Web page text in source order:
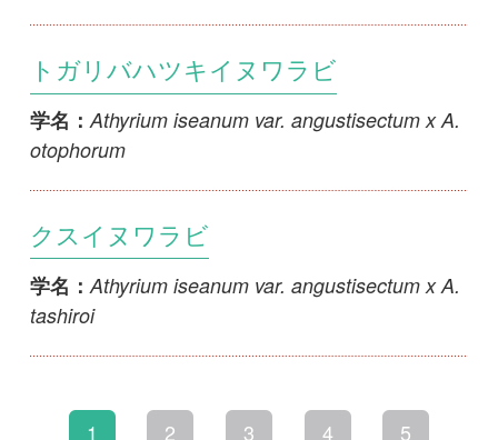
初めての方へ コース一覧 使い方ガイド
新規会員登録
法人・研究機関で